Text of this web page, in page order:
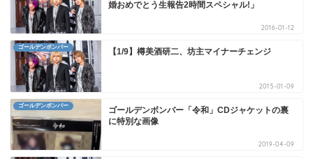
婚おめでとう生報告2時間スペシャル!」
2016-01-12
ゴールデンボンバー 【1/9】樽美酒研二、坊主マイナーチェンジ
2015-01-09
ゴールデンボンバー
ゴールデンボンバー「令和」CDジャケットの裏
に特別な画像
2019-04-09